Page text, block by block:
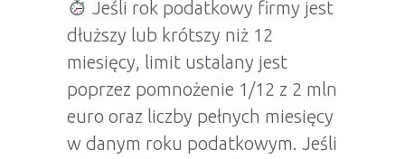
Jeśli rok podatkowy firmy jest
dłuższy lub krótszy niż 12
miesięcy, limit ustalany jest
poprzez pomnożenie 1/12 z 2 mln
euro oraz liczby pełnych miesięcy
w danym roku podatkowym. Jeśli